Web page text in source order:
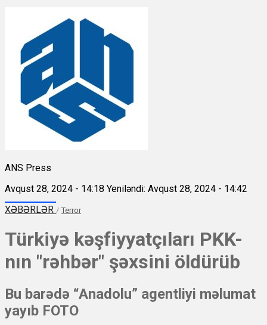
ANS Press
Avqust 28, 2024 - 14:18 Yeniləndi: Avqust 28, 2024 - 14:42
XƏBƏRLƏR / Terror
Türkiyə kəşfiyyatçıları PKK-
nın "rəhbər" şəxsini öldürüb
Bu barədə “Anadolu” agentliyi məlumat
yayıb FOTO